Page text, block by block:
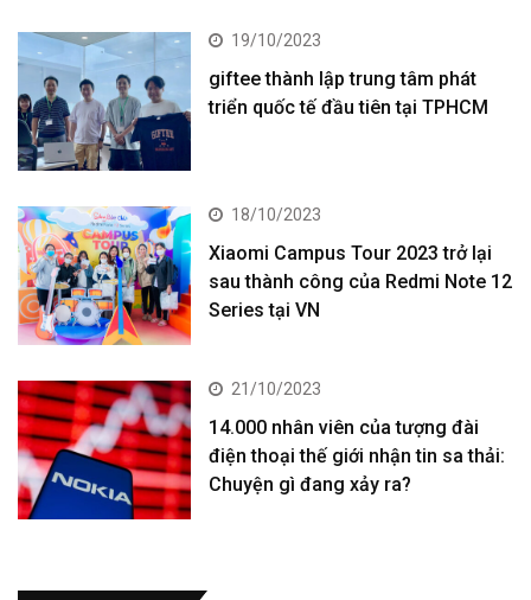
19/10/2023
giftee thành lập trung tâm phát
triển quốc tế đầu tiên tại TPHCM
18/10/2023
Xiaomi Campus Tour 2023 trở lại
sau thành công của Redmi Note 12
Series tại VN
21/10/2023
14.000 nhân viên của tượng đài
điện thoại thế giới nhận tin sa thải:
Chuyện gì đang xảy ra?